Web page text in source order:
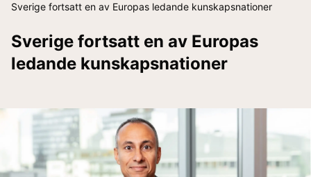
Sverige fortsatt en av Europas ledande kunskapsnationer
Sverige fortsatt en av Europas
ledande kunskapsnationer